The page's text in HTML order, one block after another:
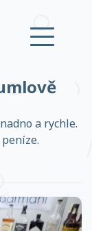
se
účet
a rychle.